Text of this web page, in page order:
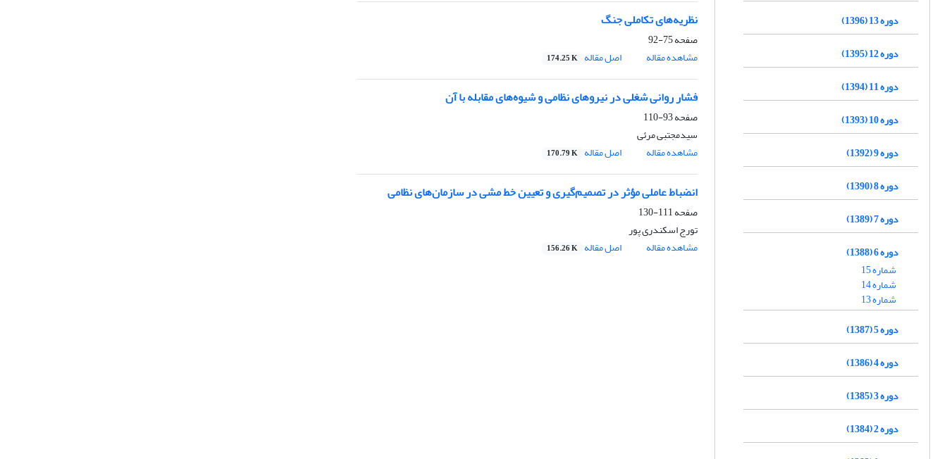
نظریه‌های تکاملی جنگ
صفحه75-92
مشاهده مقاله
اصل مقاله 174.25 K
فشار روانی شغلی در نیروهای نظامی و شیوه‌های مقابله با آن
صفحه93-110
سیدمجتبی مرئی
مشاهده مقاله
اصل مقاله 170.79 K
انضباط عاملی مؤثر در تصمیم‌گیری و تعیین خط مشی در سازمان‌های نظامی
صفحه111-130
تورج اسکندری پور
مشاهده مقاله
اصل مقاله 156.26 K
دوره 13 (1396)
دوره 12 (1395)
دوره 11 (1394)
دوره 10 (1393)
دوره 9 (1392)
دوره 8 (1390)
دوره 7 (1389)
دوره 6 (1388)
شماره 15
شماره 14
شماره 13
دوره 5 (1387)
دوره 4 (1386)
دوره 3 (1385)
دوره 2 (1384)